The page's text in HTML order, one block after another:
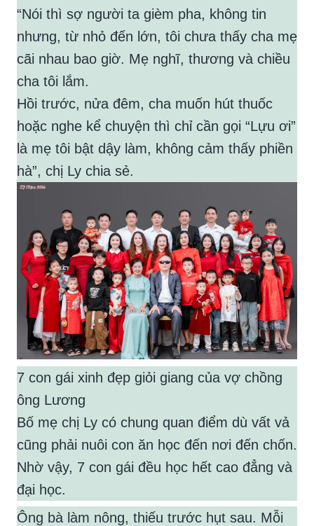
“Nói thì sợ người ta gièm pha, không tin
nhưng, từ nhỏ đến lớn, tôi chưa thấy cha mẹ
cãi nhau bao giờ. Mẹ nghĩ, thương và chiều
cha tôi lắm.
Hồi trước, nửa đêm, cha muốn hút thuốc
hoặc nghe kể chuyện thì chỉ cần gọi “Lựu ơi”
là mẹ tôi bật dậy làm, không cảm thấy phiền
hà”, chị Ly chia sẻ.
7 con gái xinh đẹp giỏi giang của vợ chồng
ông Lương
Bố mẹ chị Ly có chung quan điểm dù vất vả
cũng phải nuôi con ăn học đến nơi đến chốn.
Nhờ vậy, 7 con gái đều học hết cao đẳng và
đại học.
Ông bà làm nông, thiếu trước hụt sau. Mỗi